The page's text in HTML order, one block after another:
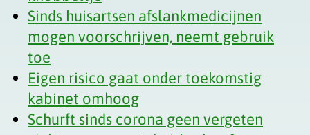
Sinds huisartsen afslankmedicijnen
mogen voorschrijven, neemt gebruik
toe
Eigen risico gaat onder toekomstig
kabinet omhoog
Schurft sinds corona geen vergeten